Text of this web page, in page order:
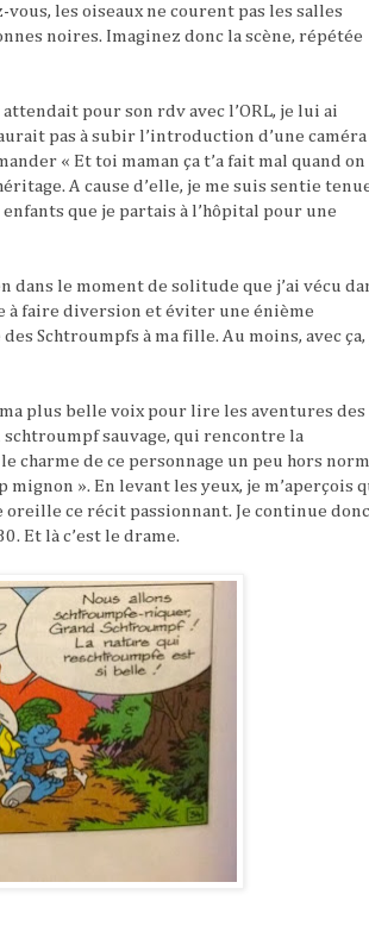
les oiseaux ne courent pas les salles
noires. Imaginez donc la scène, répétée
pour son rdv avec l’ORL, je lui ai
pas à subir l’introduction d’une caméra
« Et toi maman ça t’a fait mal quand on
A cause d’elle, je me suis sentie
que je partais à l’hôpital pour une
le moment de solitude que j’ai vécu
à faire diversion et éviter une énième
Schtroumpfs à ma fille. Au moins, avec ça,
plus belle voix pour lire les aventures des
sauvage, qui rencontre la
charme de ce personnage un peu hors
». En levant les yeux, je m’aperçois
ce récit passionnant. Je continue donc
Et là c’est le drame.